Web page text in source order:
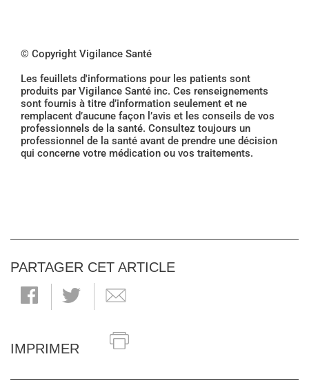
© Copyright Vigilance Santé
Les feuillets d'informations pour les patients sont
produits par Vigilance Santé inc. Ces renseignements
sont fournis à titre d’information seulement et ne
remplacent d’aucune façon l’avis et les conseils de vos
professionnels de la santé. Consultez toujours un
professionnel de la santé avant de prendre une décision
qui concerne votre médication ou vos traitements.
PARTAGER CET ARTICLE
IMPRIMER